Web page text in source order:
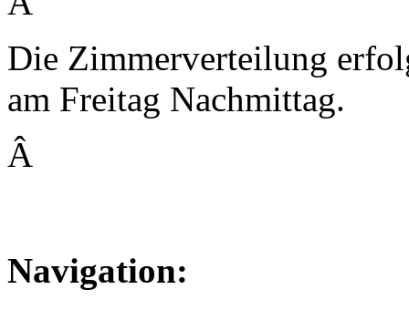
Die Zimmerverteilung
am Freitag Nachmittag.
Â
Navigation: